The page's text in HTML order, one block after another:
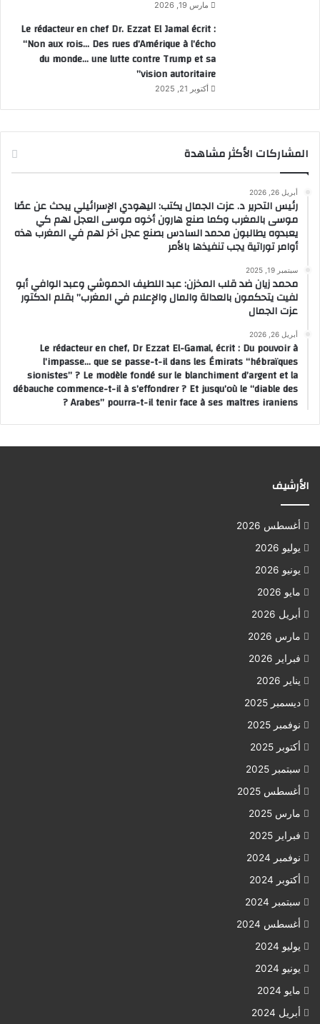
مارس 19, 2026
Le rédacteur en chef Dr. Ezzat El Jamal écrit :
“Non aux rois… Des rues d’Amérique à l’écho
du monde… une lutte contre Trump et sa
vision autoritaire”
أكتوبر 21, 2025
المشاركات الأكثر مشاهدة
أبريل 26, 2026
رئيس التحرير د. عزت الجمال يكتب: اليهودي الإسرائيلي يبحث عن عصًا
موسى بالمغرب وكما صنع هارون أخوه موسى العجل لهم كي
يعبدوه يطالبون محمد السادس بصنع عجل آخر لهم في المغرب هذه
أوامر توراتية يجب تنفيذها بالأمر
سبتمبر 19, 2025
محمد زيان ضد قلب المخزن: عبد اللطيف الحموشي وعبد الوافي أبو
لفيت يتحكمون بالعدالة والمال والإعلام في المغرب” بقلم الدكتور
عزت الجمال
أبريل 26, 2026
Le rédacteur en chef, Dr Ezzat El-Gamal, écrit : Du pouvoir à
l’impasse… que se passe-t-il dans les Émirats “hébraïques
sionistes” ? Le modèle fondé sur le blanchiment d’argent et la
débauche commence-t-il à s’effondrer ? Et jusqu’où le “diable des
Arabes” pourra-t-il tenir face à ses maîtres iraniens ?
الأرشيف
أغسطس 2026
يوليو 2026
يونيو 2026
مايو 2026
أبريل 2026
مارس 2026
فبراير 2026
يناير 2026
ديسمبر 2025
نوفمبر 2025
أكتوبر 2025
سبتمبر 2025
أغسطس 2025
مارس 2025
فبراير 2025
نوفمبر 2024
أكتوبر 2024
سبتمبر 2024
أغسطس 2024
يوليو 2024
يونيو 2024
مايو 2024
أبريل 2024